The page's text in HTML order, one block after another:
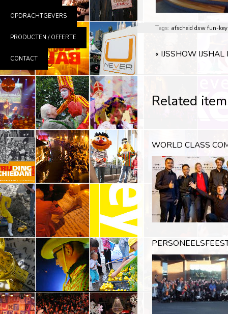
OPDRACHTGEVERS
PRODUCTEN / OFFERTE
CONTACT
Tags: afscheid dswfun-key
« IJSSHOW
Related
WORLD CLASS